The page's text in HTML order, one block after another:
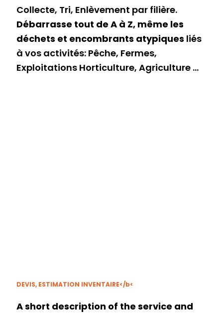
Collecte, Tri, Enlèvement par filière.
Débarrasse tout de A à Z, même les
déchets et encombrants atypiques liés
à vos activités: Pêche, Fermes,
Exploitations Horticulture, Agriculture ...
DEVIS, ESTIMATION INVENTAIRE</b<
A short description of the service and